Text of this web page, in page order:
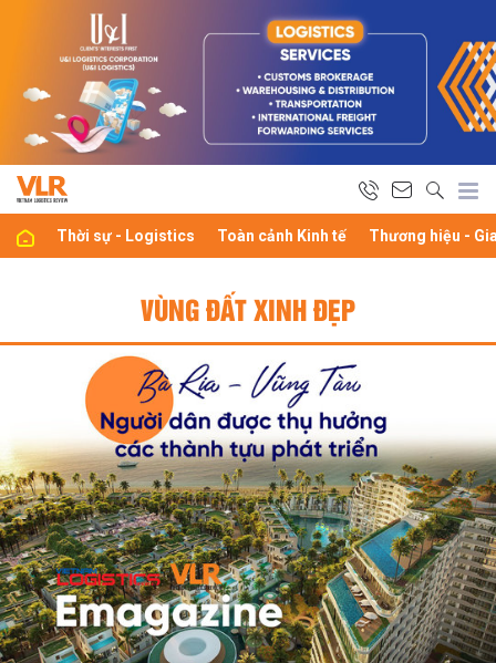
Thời sự - Logistics Toàn cảnh Kinh tế Thương hiệu -
VÙNG ĐẤT XINH ĐẸP